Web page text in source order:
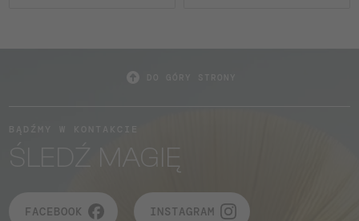
ŚLEDŹ MAGIĘ
FACEBOOK INSTAGRAM